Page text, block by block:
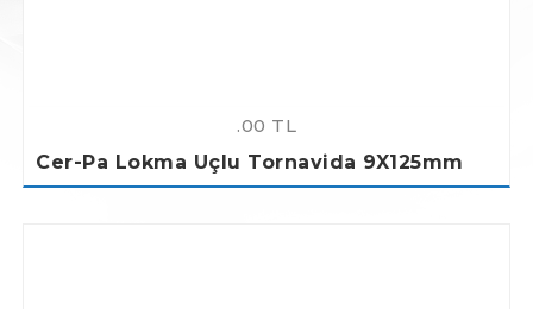
.00 TL
Cer-Pa Lokma Uçlu Tornavida 9X125mm